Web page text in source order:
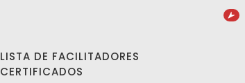
LISTA DE FACILITADORES
CERTIFICADOS